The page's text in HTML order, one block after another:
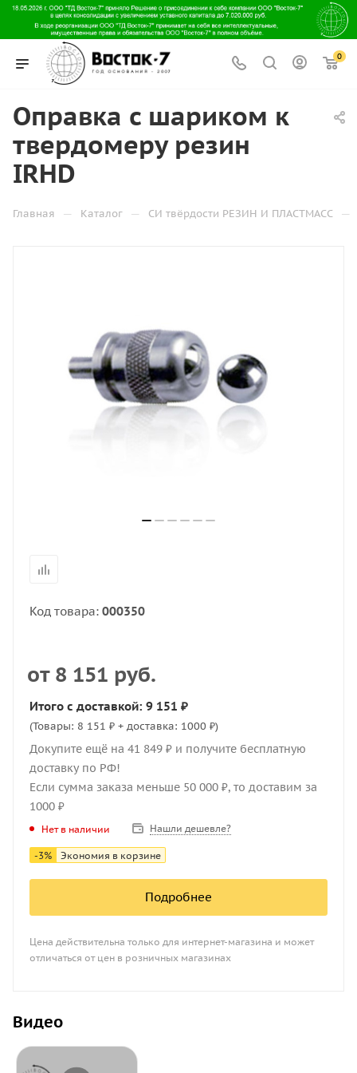
0
Оправка с шариком к
твердомеру резин
IRHD
Главная — Каталог — СИ твёрдости РЕЗИН И ПЛАСТМАСС —
Код товара: 000350
от 8 151 руб.
Итого с доставкой: 9 151 ₽
(Товары: 8 151 ₽ + доставка: 1000 ₽)
Докупите ещё на 41 849 ₽ и получите бесплатную
доставку по РФ!
Если сумма заказа меньше 50 000 ₽, то доставим за
1000 ₽
Нет в наличии Нашли дешевле?
-3% Экономия в корзине
Подробнее
Цена действительна только для интернет-магазина и может
отличаться от цен в розничных магазинах
Видео